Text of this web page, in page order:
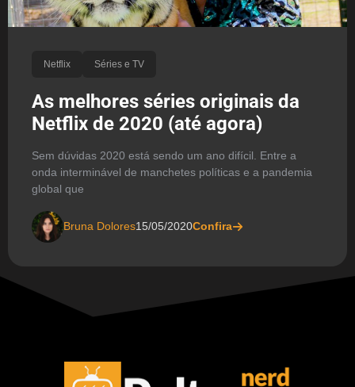
Netflix Séries e TV
As melhores séries originais da
Netflix de 2020 (até agora)
Sem dúvidas 2020 está sendo um ano difícil. Entre a
onda interminável de manchetes políticas e a pandemia
global que
Bruna Dolores15/05/2020Confira